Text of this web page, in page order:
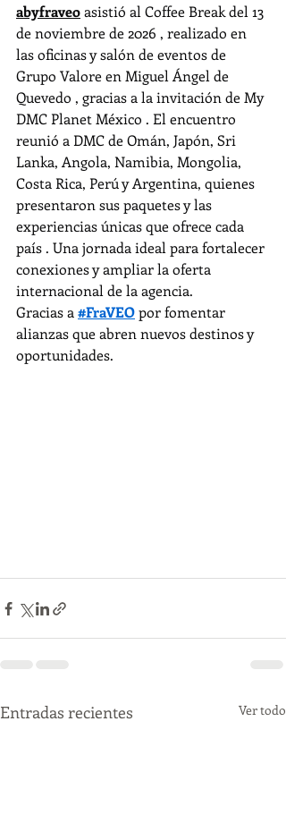
abyfraveo asistió al Coffee Break del 13
de noviembre de 2026 , realizado en
las oficinas y salón de eventos de
Grupo Valore en Miguel Ángel de
Quevedo , gracias a la invitación de My
DMC Planet México . El encuentro
reunió a DMC de Omán, Japón, Sri
Lanka, Angola, Namibia, Mongolia,
Costa Rica, Perú y Argentina, quienes
presentaron sus paquetes y las
experiencias únicas que ofrece cada
país . Una jornada ideal para fortalecer
conexiones y ampliar la oferta
internacional de la agencia.
Gracias a #FraVEO por fomentar
alianzas que abren nuevos destinos y
oportunidades.
Entradas recientes Ver todo